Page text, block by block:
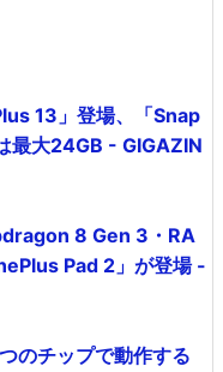
13」登場、「Snap
最大24GB - GIGAZIN
8 Gen 3・RA
Pad 2」が登場 -
のチップで動作する